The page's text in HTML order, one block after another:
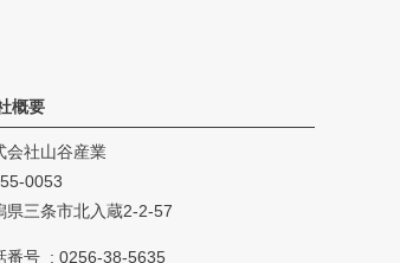
概要
会社山谷産業
0053
県三条市北入蔵2-2-57
番号 0256-38-5635